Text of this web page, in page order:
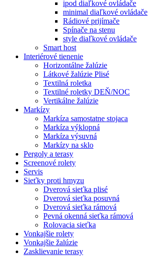
ipod diaľkové ovládače
minimal diaľkové ovládače
Rádiové prijímače
Spínače na stenu
style diaľkové ovládače
Smart host
Interiérové tienenie
Horizontálne žalúzie
Látkové žalúzie Plisé
Textilná roletka
Textilné roletky DEŇ/NOC
Vertikálne žalúzie
Markízy
Markíza samostatne stojaca
Markíza výklopná
Markíza výsuvná
Markízy na sklo
Pergoly a terasy
Screenové rolety
Servis
Sieťky proti hmyzu
Dverová sieťka plisé
Dverová sieťka posuvná
Dverová sieťka rámová
Pevná okenná sieťka rámová
Rolovacia sieťka
Vonkajšie rolety
Vonkajšie žalúzie
Zasklievanie terasy